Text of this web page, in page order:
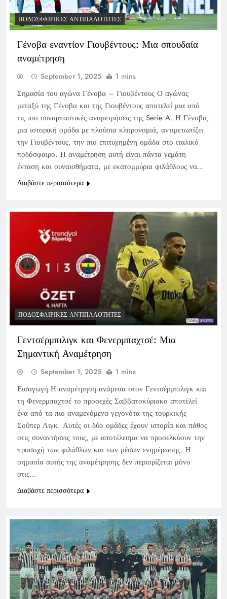
ΠΟΔΟΣΦΑΙΡΙΚΈΣ ΑΝΤΙΠΑΛΌΤΗΤΕΣ
Γένοβα εναντίον Γιουβέντους: Μια σπουδαία
αναμέτρηση
September 1, 2025 1 mins
Σημασία του αγώνα Γένοβα – Γιουβέντους Ο αγώνας
μεταξύ της Γένοβα και της Γιουβέντους αποτελεί μια από
τις πιο συναρπαστικές αναμετρήσεις της Serie A. Η Γένοβα,
μια ιστορική ομάδα με πλούσια κληρονομιά, αντιμετωπίζει
την Γιουβέντους, την πιο επιτυχημένη ομάδα στο ιταλικό
ποδόσφαιρο. Η αναμέτρηση αυτή είναι πάντα γεμάτη
ένταση και συναισθήματα, με εκατομμύρια φιλάθλους να…
Διαβάστε περισσότερα
ΠΟΔΟΣΦΑΙΡΙΚΈΣ ΑΝΤΙΠΑΛΌΤΗΤΕΣ
Γεντσέρμπιλιγκ και Φενερμπαχτσέ: Μια
Σημαντική Αναμέτρηση
September 1, 2025 1 mins
Εισαγωγή Η αναμέτρηση ανάμεσα στον Γεντσέρμπιλιγκ και
τη Φενερμπαχτσέ το προσεχές Σαββατοκύριακο αποτελεί
ένα από τα πιο αναμενόμενα γεγονότα της τουρκικής
Σούπερ Λιγκ. Αυτές οι δύο ομάδες έχουν ιστορία και πάθος
στις συναντήσεις τους, με αποτέλεσμα να προσελκύουν την
προσοχή των φιλάθλων και των μέσων ενημέρωσης. Η
σημασία αυτής της αναμέτρησης δεν περιορίζεται μόνο
στις…
Διαβάστε περισσότερα